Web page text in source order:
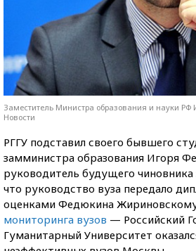
Заместитель Министра образования и науки РФ
Новости
РГГУ подставил своего бывшего
замминистра образования Игоря
руководитель будущего чиновника
что руководство вуза передало
оценками Федюкина
мониторинга вузов — Российский
Гуманитарный Университет